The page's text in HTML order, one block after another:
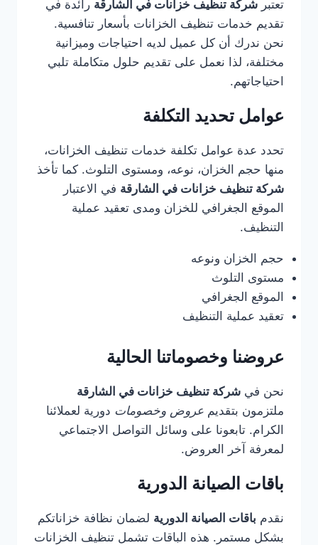
تعتبر شركة تنظيف خزانات في الشارقة رائدة في
تقديم خدمات تنظيف الخزانات بأسعار تنافسية.
نحن ندرك أن كل عميل لديه احتياجات وميزانية
مختلفة، لذا نعمل على تقديم حلول متكاملة تلبي
احتياجاتهم.
عوامل تحديد التكلفة
تحدد عدة عوامل تكلفة خدمات تنظيف الخزانات،
منها حجم الخزان، نوعه، ومستوى التلوث. كما تأخذ
شركة تنظيف خزانات في الشارقة في الاعتبار
الموقع الجغرافي للخزان ومدى تعقيد عملية
التنظيف.
حجم الخزان ونوعه
مستوى التلوث
الموقع الجغرافي
تعقيد عملية التنظيف
عروضنا وخصوماتنا الحالية
نحن في شركة تنظيف خزانات في الشارقة
ملتزمون بتقديم عروض وخصومات دورية لعملائنا
الكرام. تابعونا على وسائل التواصل الاجتماعي
لمعرفة آخر العروض.
باقات الصيانة الدورية
نقدم باقات الصيانة الدورية لضمان نظافة خزاناتكم
بشكل مستمر. هذه الباقات تشمل تنظيف الخزانات